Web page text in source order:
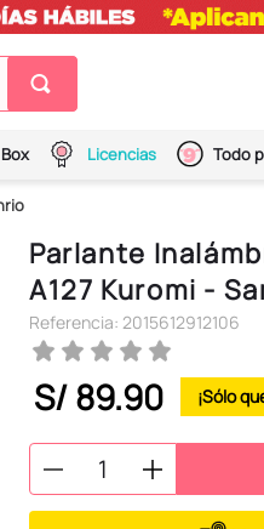
Licencias Todo
Parlante
A127 Kuromi -
Referencia: 2015612912106
S/89.90